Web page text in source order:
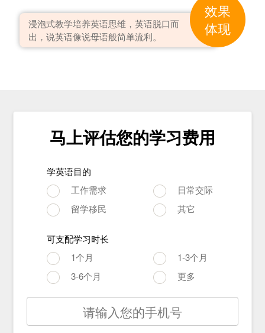
效果
体现
浸泡式教学培养英语思维，英语脱口而
出，说英语像说母语般简单流利。
马上评估您的学习费用
学英语目的
工作需求
日常交际
留学移民
其它
可支配学习时长
1个月
1-3个月
3-6个月
更多